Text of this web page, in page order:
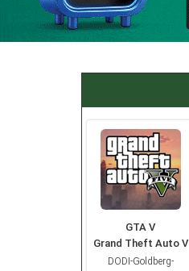
GTA V
Grand Theft Auto V
DODI-Goldberg-